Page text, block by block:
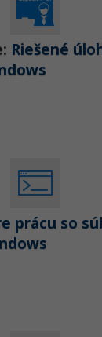
Riešené
prácu so